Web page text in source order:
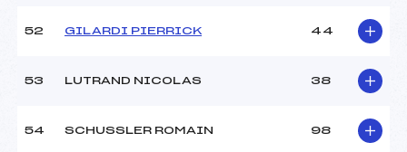
52 GILARDI PIERRICK 44
53 LUTRAND NICOLAS 38
54 SCHUSSLER ROMAIN 98